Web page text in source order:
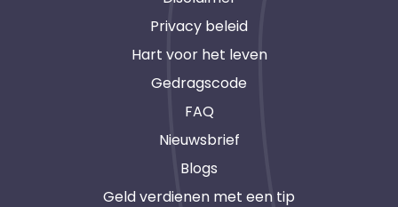
Privacy beleid
Hart voor het leven
Gedragscode
FAQ
Nieuwsbrief
Blogs
Geld verdienen met een tip